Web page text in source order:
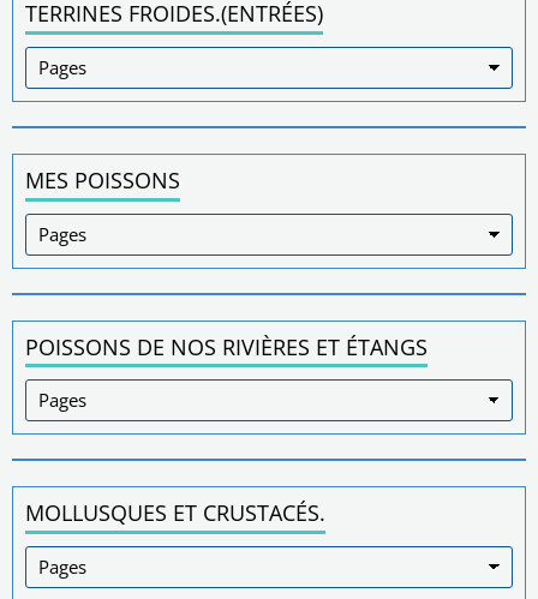
TERRINES FROIDES.(ENTRÉES)
MES POISSONS
POISSONS DE NOS RIVIÈRES ET ÉTANGS
MOLLUSQUES ET CRUSTACÉS.